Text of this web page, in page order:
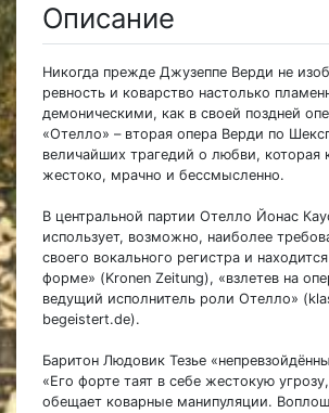
Описание
Никогда прежде Джузеппе Верди не
ревность и коварство настолько
демоническими, как в своей поздней
«Отелло» – вторая опера Верди по
величайших трагедий о любви, которая
жестоко, мрачно и бессмысленно.
В центральной партии Отелло Йонас
использует, возможно, наиболее
своего вокального регистра и
форме» (Kronen Zeitung), «взлетев на
ведущий исполнитель роли Отелло»
begeistert.de).
Баритон Людовик Тезье
«Его форте таят в себе жестокую
обещает коварные манипуляции.